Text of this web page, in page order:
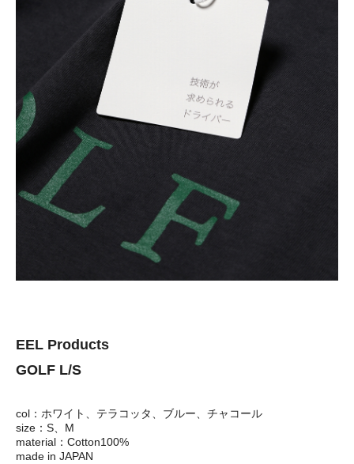
EEL Products
GOLF L/S
col：ホワイト、テラコッタ、ブルー、チャコール
size：S、M
material：Cotton100%
made in JAPAN